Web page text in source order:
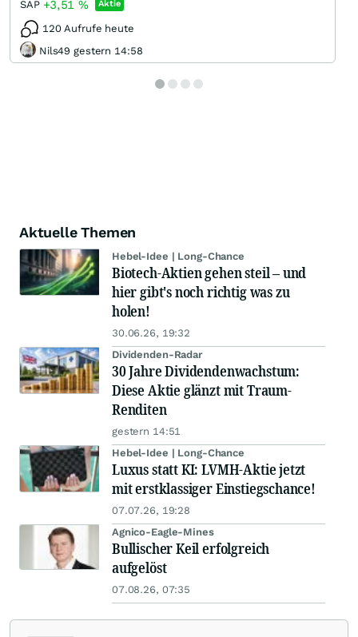
SAP +3,51 % Aktie
120 Aufrufe heute
Nils49 gestern 14:58
Aktuelle Themen
Hebel-Idee | Long-Chance
Biotech-Aktien gehen steil – und
hier gibt's noch richtig was zu
holen!
30.06.26, 19:32
Dividenden-Radar
30 Jahre Dividendenwachstum:
Diese Aktie glänzt mit Traum-
Renditen
gestern 14:51
Hebel-Idee | Long-Chance
Luxus statt KI: LVMH-Aktie jetzt
mit erstklassiger Einstiegschance!
07.07.26, 19:28
Agnico-Eagle-Mines
Bullischer Keil erfolgreich
aufgelöst
07.08.26, 07:35